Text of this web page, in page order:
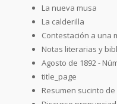
La nueva musa
La calderilla
Contestación a una
Notas literarias y
Agosto de 1892 -
title_page
Resumen sucinto